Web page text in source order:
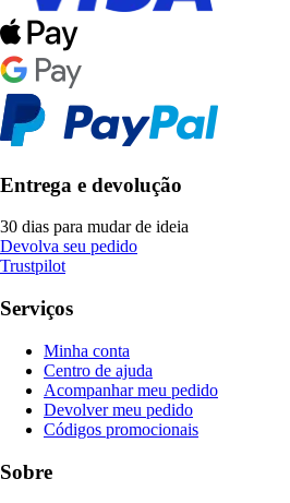
Entrega e devolução
30 dias para mudar de ideia
Devolva seu pedido
Trustpilot
Serviços
Minha conta
Centro de ajuda
Acompanhar meu pedido
Devolver meu pedido
Códigos promocionais
Sobre